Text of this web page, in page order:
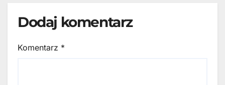
Dodaj komentarz
Komentarz *